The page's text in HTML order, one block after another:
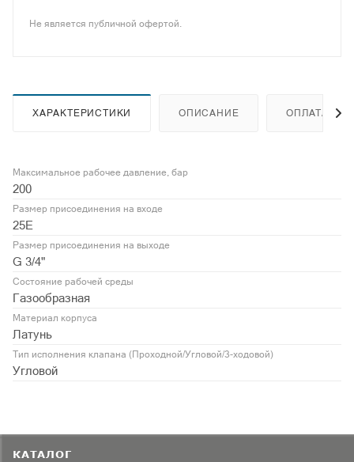
Не является публичной офертой.
ХАРАКТЕРИСТИКИ ОПИСАНИЕ ОПЛАТА
Максимальное рабочее давление, бар
200
Размер присоединения на входе
25E
Размер присоединения на выходе
G 3/4"
Состояние рабочей среды
Газообразная
Материал корпуса
Латунь
Тип исполнения клапана (Проходной/Угловой/3-ходовой)
Угловой
КАТАЛОГ